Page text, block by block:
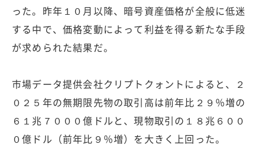
った。昨年１０月以降、暗号資産価格が全般に低迷
する中で、価格変動によって利益を得る新たな手段
が求められた結果だ。
市場データ提供会社クリプトクォントによると、２
０２５年の無期限先物の取引高は前年比２９％増の
６１兆７０００億ドルと、現物取引の１８兆６００
０億ドル（前年比９％増）を大きく上回った。